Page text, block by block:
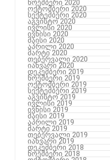
ნოემბერი 2020
ოქტომბერი 2020
სექტემბერი 2020
აგვისტო 2020
ივლისი 2020
ივნისი 2020
მაისი 2020
აპრილი 2020
მარტი 2020
თებერვალი 2020
იანვარი 2020
დეკემბერი 2019
ნოემბერი 2019
ოქტომბერი 2019
სექტემბერი 2019
აგვისტო 2019
ივლისი 2019
ივნისი 2019
მაისი 2019
აპრილი 2019
მარტი 2019
თებერვალი 2019
იანვარი 2019
დეკემბერი 2018
ნოემბერი 2018